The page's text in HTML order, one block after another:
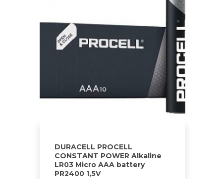
DURACELL PROCELL
CONSTANT POWER Alkaline
LR03 Micro AAA battery
PR2400 1,5V